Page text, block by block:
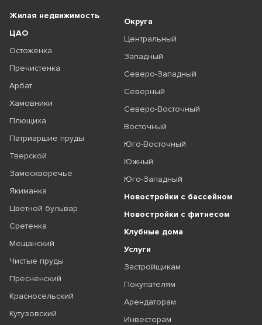
Жилая недвижимость
ЦАО
Остоженка
Пречистенка
Арбат
Хамовники
Плющиха
Патриаршие пруды
Тверской
Замоскворечье
Якиманка
Цветной бульвар
Сретенка
Мещанский
Чистые пруды
Пресненский
Красносельский
Кутузовский
Округа
Центральный
Западный
Северо-Западный
Северный
Северо-Восточный
Восточный
Юго-Восточный
Южный
Юго-Западный
Новостройки с бассейном
Новостройки с фитнесом
Клубные дома
Услуги
Застройщикам
Покупателям
Арендаторам
Инвесторам